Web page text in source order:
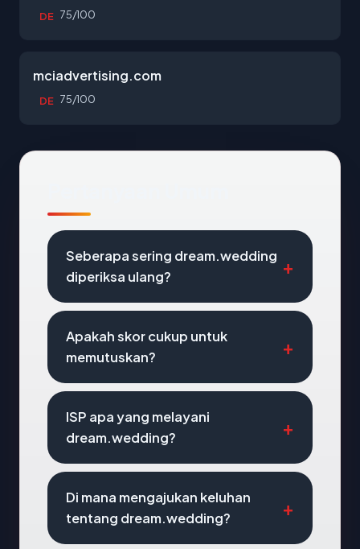
DE 75/100
mciadvertising.com
DE 75/100
Seberapa sering dream.wedding
diperiksa ulang?
Apakah skor cukup untuk
memutuskan?
ISP apa yang melayani
dream.wedding?
Di mana mengajukan keluhan
tentang dream.wedding?